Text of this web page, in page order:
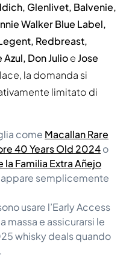
Glenlivet, Balvenie,
Walker Blue Label,
Redbreast,
Don JulioeJose
la domanda si
limitato di
come Macallan Rare
40 Years Old 2024o
la Familia Extra Añejo
semplicemente
usare l’Early Access
massa e assicurarsi le
whisky deals quando